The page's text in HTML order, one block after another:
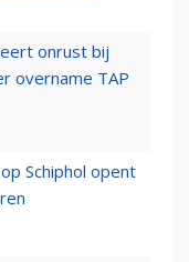
onrust bij
overname TAP
Schiphol opent